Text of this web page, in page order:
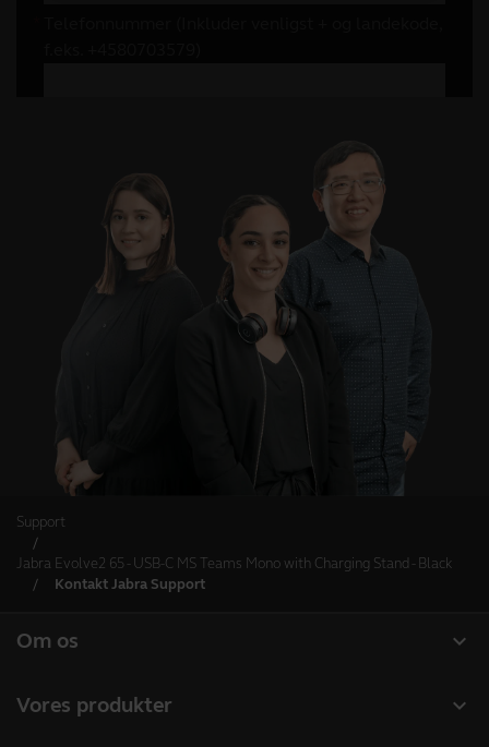
Support
Jabra Evolve2 65 - USB-C MS Teams Mono with Charging Stand - Black
Kontakt Jabra Support
expand_more
Om os
expand_more
Vores produkter